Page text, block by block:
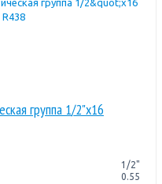
группа 1/2"x16
1/2"
0.55